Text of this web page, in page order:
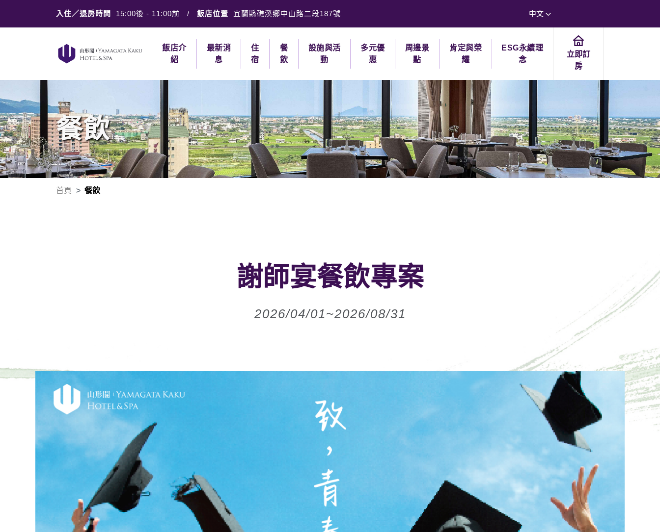
入住／退房時間 15:00後 - 11:00前 / 飯店位置 宜蘭縣礁溪郷中山路二段187號 中文
飯店介
紹
最新消
息
住
宿
餐
飲
設施與活
動
多元優
惠
周邊景
點
肯定與榮
耀
ESG永續理
念
立即訂
房
餐飲
首頁 餐飲
謝師宴餐飲專案
2026/04/01~2026/08/31